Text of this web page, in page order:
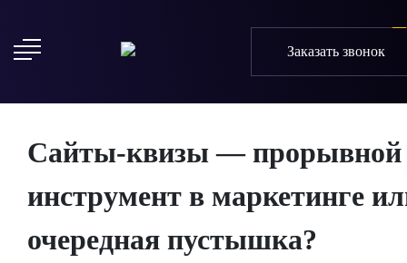
Заказать звонок
Сайты-квизы — прорывной
инструмент в маркетинге
очередная пустышка?